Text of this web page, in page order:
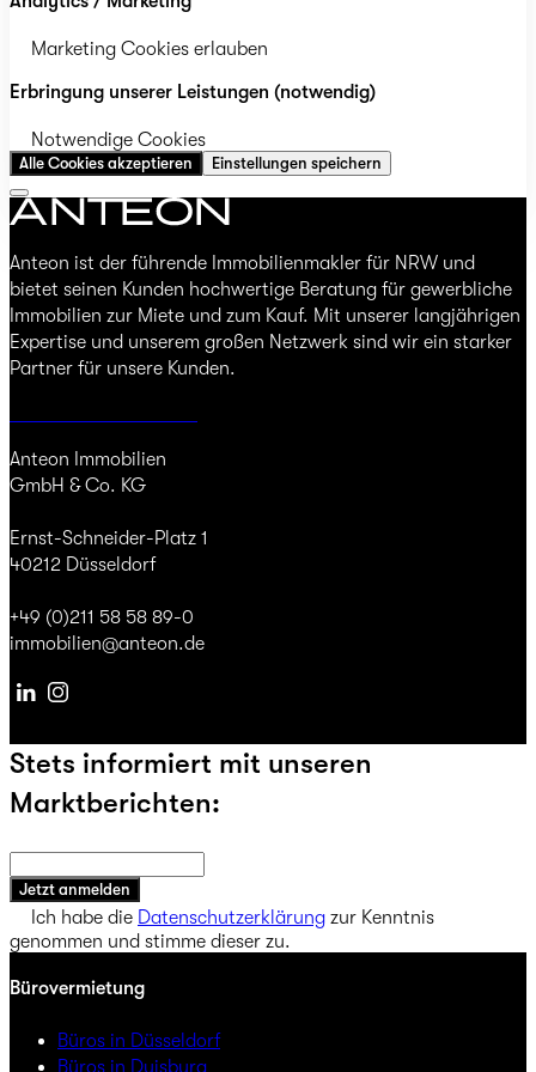
Marketing Cookies erlauben
Erbringung unserer Leistungen (notwendig)
Notwendige Cookies
Alle Cookies akzeptieren Einstellungen speichern
Anteon ist der führende Immobilienmakler für NRW und
bietet seinen Kunden hochwertige Beratung für gewerbliche
Immobilien zur Miete und zum Kauf. Mit unserer langjährigen
Expertise und unserem großen Netzwerk sind wir ein starker
Partner für unsere Kunden.
Anteon Immobilien
GmbH & Co. KG
Ernst-Schneider-Platz 1
40212 Düsseldorf
+49 (0)211 58 58 89-0
immobilien@anteon.de
LinkedinInstagram
Stets informiert mit unseren
Marktberichten:
Jetzt anmelden
Ich habe die Datenschutzerklärung zur Kenntnis
genommen und stimme dieser zu.
Bürovermietung
Büros in Düsseldorf
Büros in Duisburg